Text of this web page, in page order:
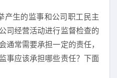
产生的监事和公司职工民主
司经营活动进行监督检查的
常需要承担一定的责任，
事应该承担哪些责任？下面